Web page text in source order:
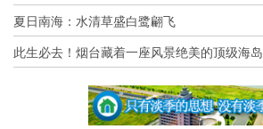
夏日南海：水清草盛白鹭翩飞
此生必去！烟台藏着一座风景绝美的顶级海岛